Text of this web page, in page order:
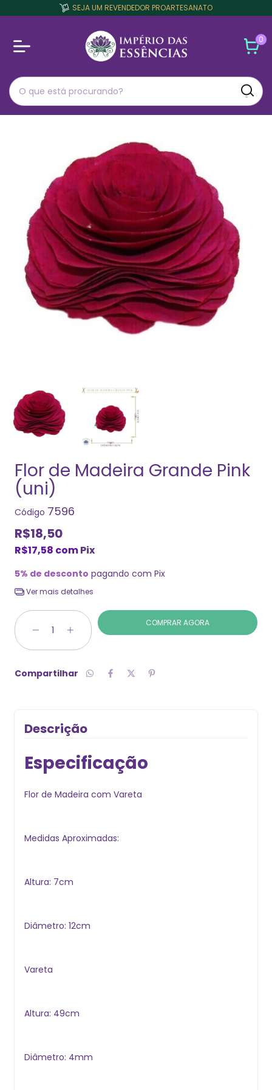
SEJA UM REVENDEDOR PROARTESANATO
0
Flor de Madeira Grande Pink
(uni)
Código 7596
R$18,50
R$17,58 comPix
5% de desconto pagando com Pix
Ver mais detalhes
Compartilhar
Descrição
Especificação
Flor de Madeira com Vareta
Medidas Aproximadas:
Altura: 7cm
Diâmetro: 12cm
Vareta
Altura: 49cm
Diâmetro: 4mm